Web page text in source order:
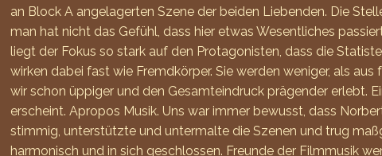
an Block A angelagerten Szene der beiden Liebenden. Die
man hat nicht das Gefühl, dass hier etwas Wesentliches
liegt der Fokus so stark auf den Protagonisten, dass die
wirken dabei fast wie Fremdkörper. Sie werden weniger, als
wir schon üppiger und den Gesamteindruck prägender erlebt.
erscheint. Apropos Musik. Uns war immer bewusst, dass
stimmig, unterstützte und untermalte die Szenen und trug
harmonisch und in sich geschlossen. Freunde der Filmmusik